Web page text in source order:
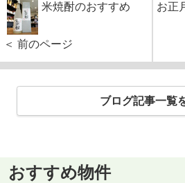
米焼酎のおすすめ
＜ 前のページ
お正
ブログ記事一覧
おすすめ物件